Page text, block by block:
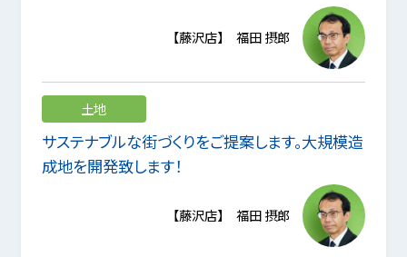
【藤沢店】 福田 摂郎
土地
サステナブルな街づくりをご提案します。大規模造
成地を開発致します！
【藤沢店】 福田 摂郎